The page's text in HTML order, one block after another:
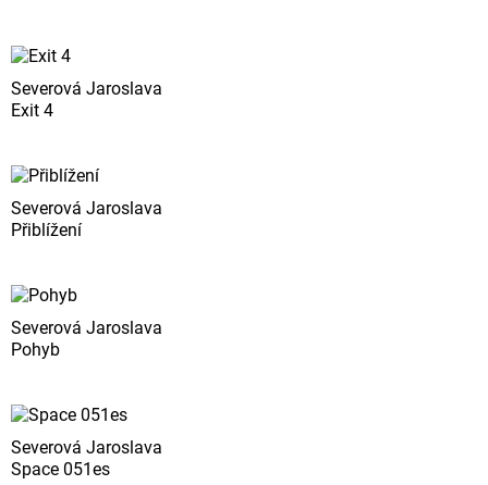
Severová Jaroslava
Exit 4
Severová Jaroslava
Přiblížení
Severová Jaroslava
Pohyb
Severová Jaroslava
Space 051es